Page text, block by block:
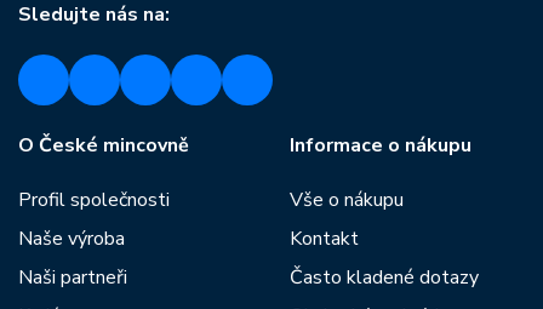
Sledujte nás na:
O České mincovně
Profil společnosti
Naše výroba
Naši partneři
Informace o nákupu
Vše o nákupu
Kontakt
Často kladené dotazy